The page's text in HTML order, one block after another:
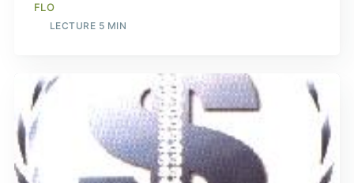
FLO
LECTURE 5 MIN